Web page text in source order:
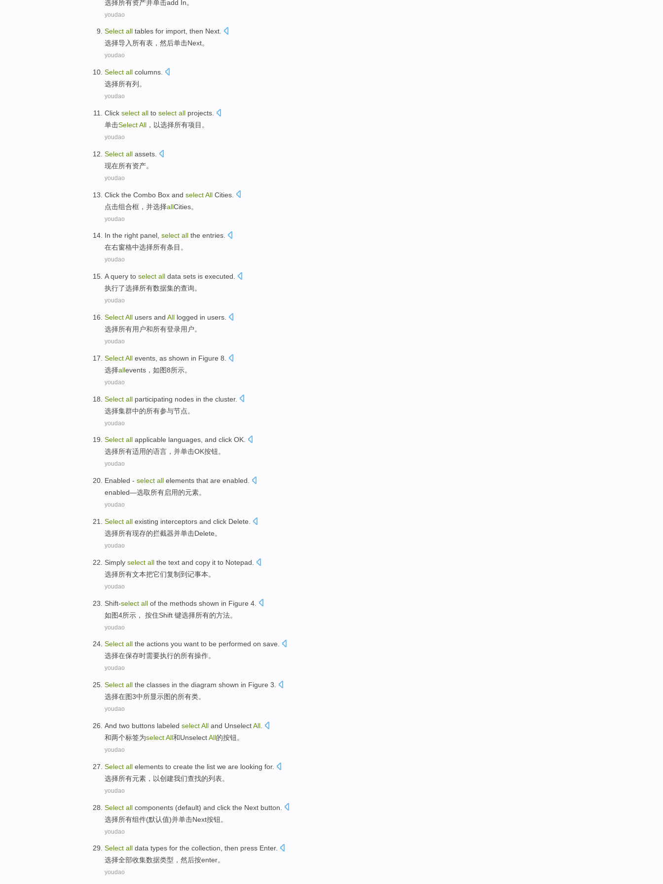
选择所有资产并单击add In。
youdao
Select all tables for import, then Next.
选择导入所有表 ， 然后单击Next。
youdao
Select all columns
选择所有列 。
youdao
Click select all to select all projects
单击SelectAll ， 以选择所有项目 。
youdao
Select all assets
现在所有资产。
youdao
Click the Combo Box and selectAll Cities
点击组合框 ， 并选择allCities。
youdao
In the right panel, select all the entries.
在右窗格中选择所有条目 。
youdao
Aquery to select all data sets is executed
执行了选择所有数据集的查询。
youdao
SelectAll users and All logged in users.
选择所有用户和所有登录用户。
youdao
SelectAll events as shown in Figure 8
选择allevents ， 如图8所示。
youdao
Select all participating nodes in the cluster.
选择集群中的所有参与节点。
youdao
Select all applicable languages, and click OK.
选择所有适用的语言 ， 并单击OK按钮。
youdao
Enabled - select all elements that are enabled
enabled—选取所有启用的元素。
youdao
Select all existing interceptors and click Delete
选择所有现存的拦截器并单击Delete。
youdao
Simply select all the text and copy it to Notepad
选择所有文本把它们复制到记事本。
youdao
Shift-select all of the methods shown in Figure 4
如图4所示 ， 按住Shift 键选择所有的方法。
youdao
Select all the actions you want to be performed on save.
选择在保存时需要执行的所有操作。
youdao
Select all the classes in the diagram shown in Figure 3
选择在图3中所显示图的所有类。
youdao
And two buttons labeled selectAll and UnselectAll
和两个标签为selectAll和UnselectAll的按钮。
youdao
Select all elements to create the list we are looking for.
选择所有元素 ， 以创建我们查找的列表。
youdao
Select all components (default) and click the Next button
选择所有组件(默认值)并单击Next按钮。
youdao
Select all data types for the collection, then press Enter.
选择全部收集数据类型 ， 然后按enter。
youdao